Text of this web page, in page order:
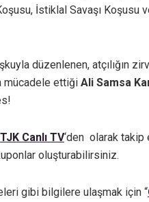
İstiklal Savaşı
düzenlenen, atçılığın
mücadele ettiği Ali Samsa
TJK Canlı TV‘den olarak takip
oluşturabilirsiniz.
gibi bilgilere ulaşmak için “